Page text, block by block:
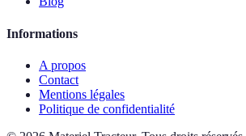
Informations
A propos
Contact
Mentions légales
Politique de confidentialité